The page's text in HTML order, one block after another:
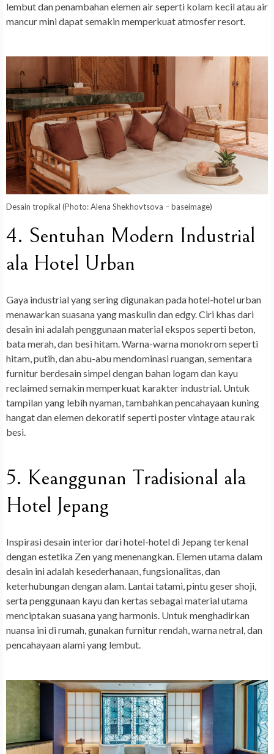
lembut dan penambahan elemen air seperti kolam kecil atau air
mancur mini dapat semakin memperkuat atmosfer resort.
Desain tropikal (Photo: Alena Shekhovtsova – baseimage)
4. Sentuhan Modern Industrial
ala Hotel Urban
Gaya industrial yang sering digunakan pada hotel-hotel urban
menawarkan suasana yang maskulin dan edgy. Ciri khas dari
desain ini adalah penggunaan material ekspos seperti beton,
bata merah, dan besi hitam. Warna-warna monokrom seperti
hitam, putih, dan abu-abu mendominasi ruangan, sementara
furnitur berdesain simpel dengan bahan logam dan kayu
reclaimed semakin memperkuat karakter industrial. Untuk
tampilan yang lebih nyaman, tambahkan pencahayaan kuning
hangat dan elemen dekoratif seperti poster vintage atau rak
besi.
5. Keanggunan Tradisional ala
Hotel Jepang
Inspirasi desain interior dari hotel-hotel di Jepang terkenal
dengan estetika Zen yang menenangkan. Elemen utama dalam
desain ini adalah kesederhanaan, fungsionalitas, dan
keterhubungan dengan alam. Lantai tatami, pintu geser shoji,
serta penggunaan kayu dan kertas sebagai material utama
menciptakan suasana yang harmonis. Untuk menghadirkan
nuansa ini di rumah, gunakan furnitur rendah, warna netral, dan
pencahayaan alami yang lembut.